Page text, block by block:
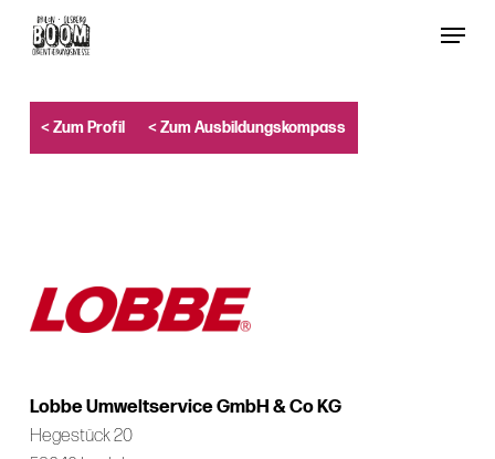
content
Menu
< Zum Profil < Zum Ausbildungskompass
Lobbe Umweltservice GmbH & Co KG
Hegestück 20